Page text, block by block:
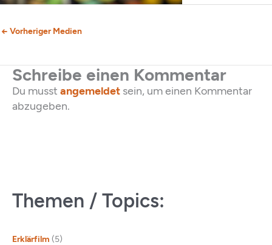
← Vorheriger Medien
Schreibe einen Kommentar
Du musst angemeldet sein, um einen Kommentar
abzugeben.
Themen / Topics:
Erklärfilm (5)